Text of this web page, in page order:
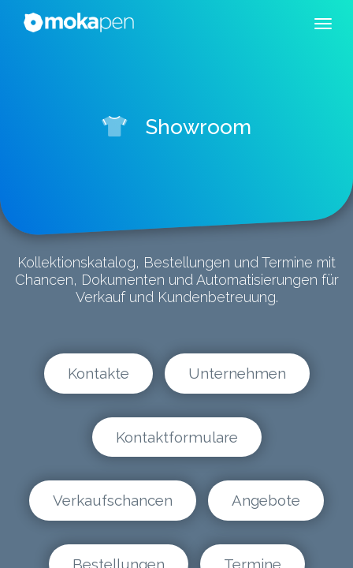
Showroom
Kollektionskatalog, Bestellungen und Termine mit
Chancen, Dokumenten und Automatisierungen für
Verkauf und Kundenbetreuung.
Kontakte Unternehmen
Kontaktformulare
Verkaufschancen Angebote
Bestellungen Termine